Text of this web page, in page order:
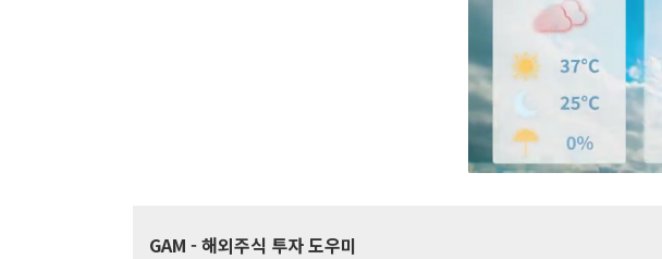
GAM - 해외주식 투자 도우미